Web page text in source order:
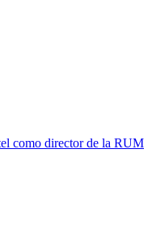
como director de la RUM